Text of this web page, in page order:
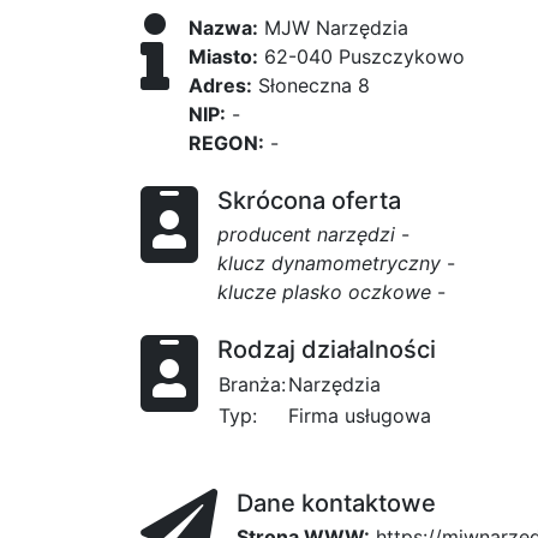
Nazwa: MJW Narzędzia
Miasto: 62-040 Puszczykowo
Adres: Słoneczna 8
NIP: -
REGON: -
Skrócona oferta
producent narzędzi -
klucz dynamometryczny -
klucze plasko oczkowe -
Rodzaj działalności
Branża:Narzędzia
Typ:
Firma usługowa
Dane kontaktowe